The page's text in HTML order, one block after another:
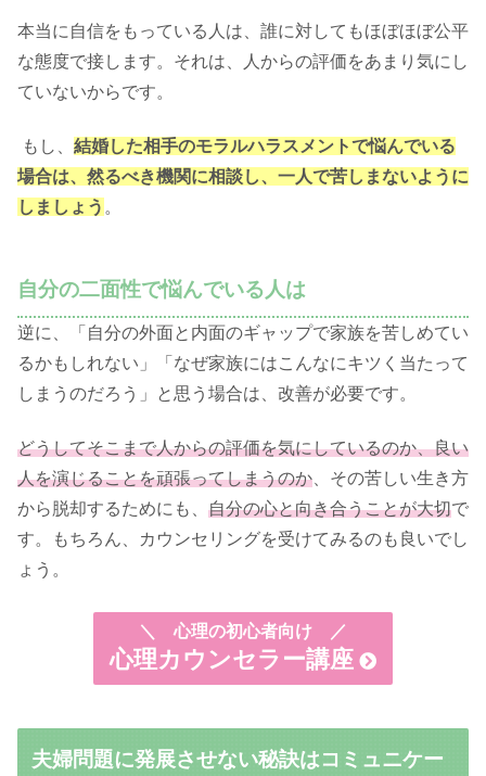
本当に自信をもっている人は、誰に対してもほぼほぼ公平
な態度で接します。それは、人からの評価をあまり気にし
ていないからです。
もし、 結婚した相手のモラルハラスメントで悩んでいる
場合は、然るべき機関に相談し、一人で苦しまないように
しましょう 。
自分の二面性で悩んでいる人は
逆に、「自分の外面と内面のギャップで家族を苦しめてい
るかもしれない」「なぜ家族にはこんなにキツく当たって
しまうのだろう」と思う場合は、改善が必要です。
どうしてそこまで人からの評価を気にしているのか、良い
人を演じることを頑張ってしまうのか、その苦しい生き方
から脱却するためにも、 自分の心と向き合うことが大切で
す。もちろん、カウンセリングを受けてみるのも良いでし
ょう。
＼ 心理の初心者向け ／
心理カウンセラー講座
夫婦問題に発展させない秘訣はコミュニケー